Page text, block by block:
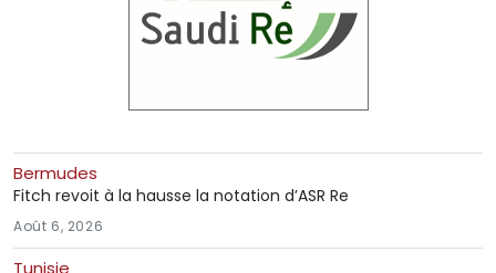
Bermudes
Fitch revoit à la hausse la notation d’ASR Re
Août 6, 2026
Tunisie